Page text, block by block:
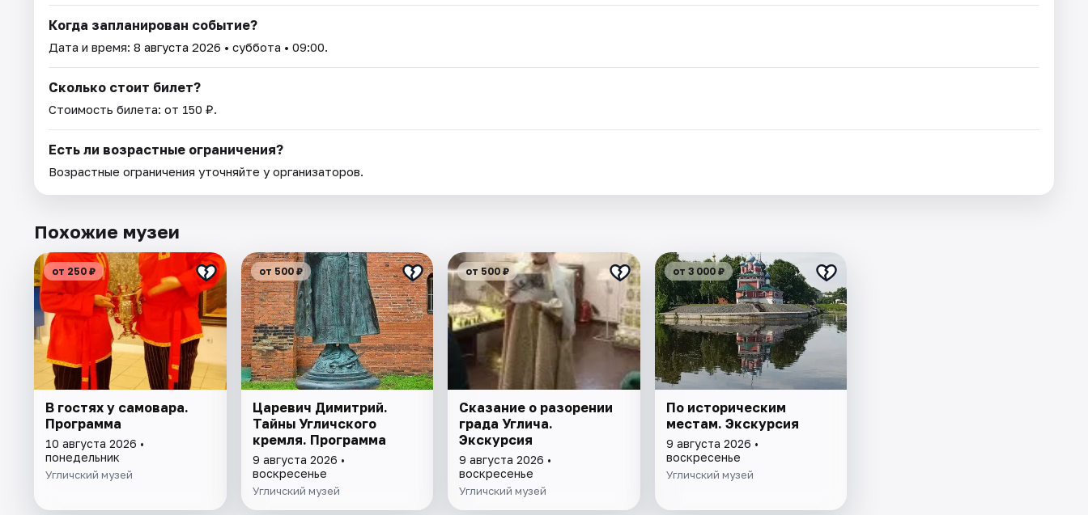
Когда запланирован событие?
Дата и время: 8 августа 2026 • суббота • 09:00.
Сколько стоит билет?
Стоимость билета: от 150 ₽.
Есть ли возрастные ограничения?
Возрастные ограничения уточняйте у организаторов.
Похожие музеи
от 250 ₽
В гостях у самовара.
Программа
10 августа 2026 •
понедельник
Угличский музей
от 500 ₽
Царевич Димитрий.
Тайны Угличского
кремля. Программа
9 августа 2026 •
воскресенье
Угличский музей
от 500 ₽
Сказание о разорении
града Углича.
Экскурсия
9 августа 2026 •
воскресенье
Угличский музей
от 3 000 ₽
По историческим
местам. Экскурсия
9 августа 2026 •
воскресенье
Угличский музей